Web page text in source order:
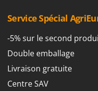
Service Spécial
-5% sur le second
Double emballage
Livraison gratuite
Centre SAV